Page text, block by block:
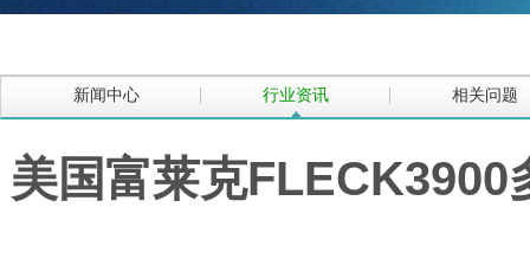
新闻中心 行业资讯 相关问题
美国富莱克FLECK3900